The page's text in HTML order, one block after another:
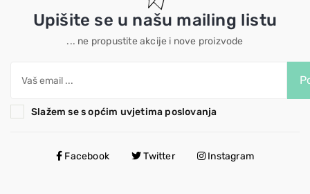
Upišite se u našu mailing listu
... ne propustite akcije i nove proizvode
Slažem se s općim uvjetima poslovanja
Facebook Twitter Instagram